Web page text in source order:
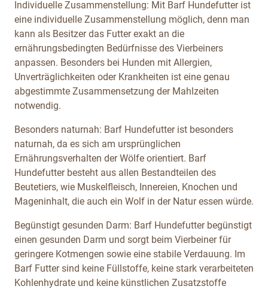
Individuelle Zusammenstellung: Mit Barf Hundefutter ist
eine individuelle Zusammenstellung möglich, denn man
kann als Besitzer das Futter exakt an die
ernährungsbedingten Bedürfnisse des Vierbeiners
anpassen. Besonders bei Hunden mit Allergien,
Unverträglichkeiten oder Krankheiten ist eine genau
abgestimmte Zusammensetzung der Mahlzeiten
notwendig.
Besonders naturnah: Barf Hundefutter ist besonders
naturnah, da es sich am ursprünglichen
Ernährungsverhalten der Wölfe orientiert. Barf
Hundefutter besteht aus allen Bestandteilen des
Beutetiers, wie Muskelfleisch, Innereien, Knochen und
Mageninhalt, die auch ein Wolf in der Natur essen würde.
Begünstigt gesunden Darm: Barf Hundefutter begünstigt
einen gesunden Darm und sorgt beim Vierbeiner für
geringere Kotmengen sowie eine stabile Verdauung. Im
Barf Futter sind keine Füllstoffe, keine stark verarbeiteten
Kohlenhydrate und keine künstlichen Zusatzstoffe